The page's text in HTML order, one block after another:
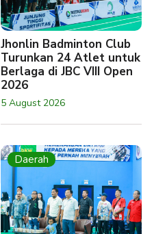
Jhonlin Badminton Club
Turunkan 24 Atlet untuk
Berlaga di JBC VIII Open
2026
5 August 2026
Daerah